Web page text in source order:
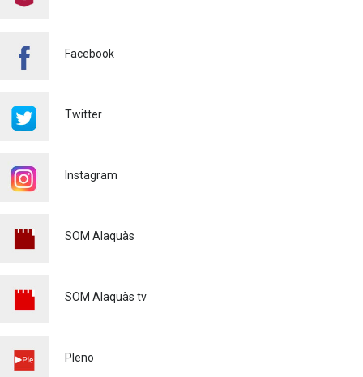
400 euros para disfrutar de
22/07/2026
2026
XXXVI CERTAMEN DE
Facebook
Twitter
Instagram
SOM Alaquàs
SOM Alaquàs tv
Pleno